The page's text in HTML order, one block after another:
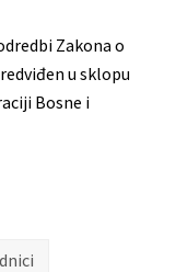
Zakona o
u sklopu
Bosne i